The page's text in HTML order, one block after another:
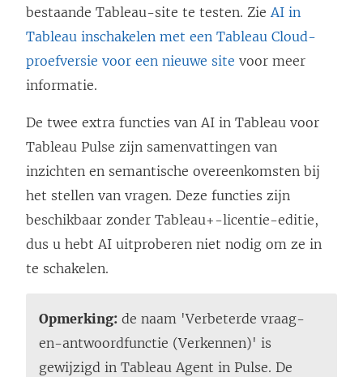
bestaande Tableau-site te testen. ZieAI in
Tableau inschakelen met een Tableau Cloud-
proefversie voor een nieuwe site voor meer
informatie.
De twee extra functies van AI in Tableau voor
Tableau Pulse zijn samenvattingen van
inzichten en semantische overeenkomsten bij
het stellen van vragen. Deze functies zijn
beschikbaar zonder Tableau+-licentie-editie,
dus u hebt AI uitproberen niet nodig om ze in
te schakelen.
Opmerking: de naam 'Verbeterde vraag-
en-antwoordfunctie (Verkennen)' is
gewijzigd in Tableau Agent in Pulse. De